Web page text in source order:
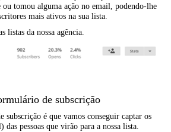
ou tomou alguma ação no email, podendo-lhe
mais ativos na sua lista.
listas da nossa agência.
de subscrição
é que vamos conseguir captar os
das pessoas que virão para a nossa lista.